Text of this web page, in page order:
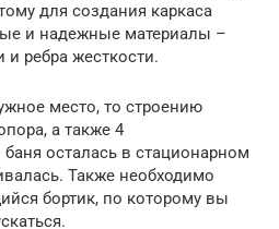
для создания каркаса
и надежные материалы –
ребра жесткости.
место, то строению
а также 4
осталась в стационарном
Также необходимо
бортик, по которому вы